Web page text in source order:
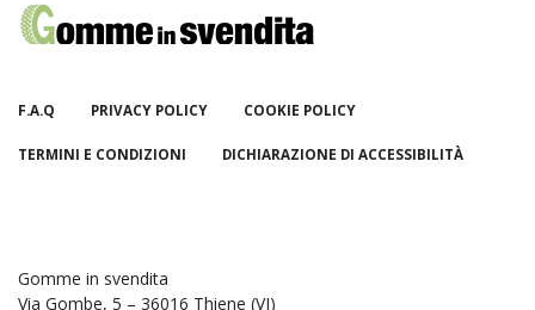
F.A.Q PRIVACY POLICY COOKIE POLICY
TERMINI E CONDIZIONI DICHIARAZIONE DI ACCESSIBILITÀ
Gomme in svendita
Via Gombe, 5 – 36016 Thiene (VI)